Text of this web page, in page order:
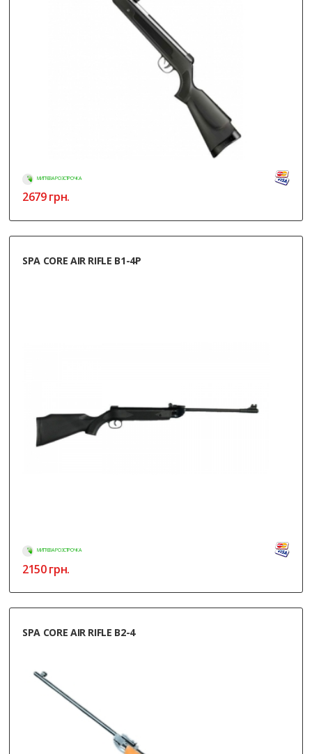
МИТТЄВА РОЗСТРОЧКА
2679грн.
SPA CORE AIR RIFLE B1-4P
МИТТЄВА РОЗСТРОЧКА
2150грн.
SPA CORE AIR RIFLE B2-4